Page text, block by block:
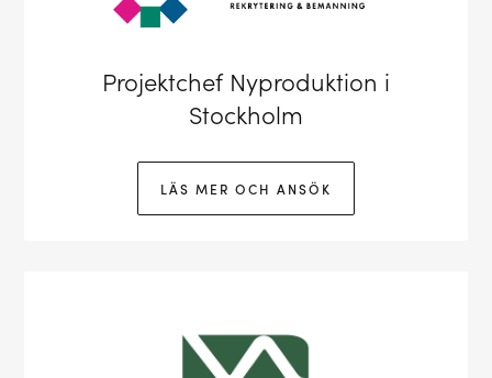
Projektchef Nyproduktion i
Stockholm
LÄS MER OCH ANSÖK